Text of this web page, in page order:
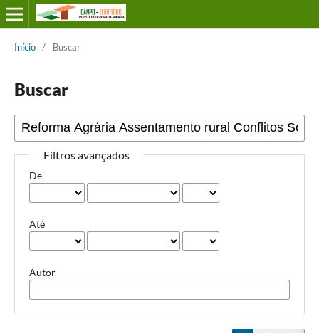
Início / Buscar
Buscar
Filtros avançados
De
Até
Autor